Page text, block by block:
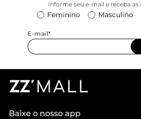
Informe seu e-mail e receba as
Feminino Masculino
E-mail*
Baixe o nosso app